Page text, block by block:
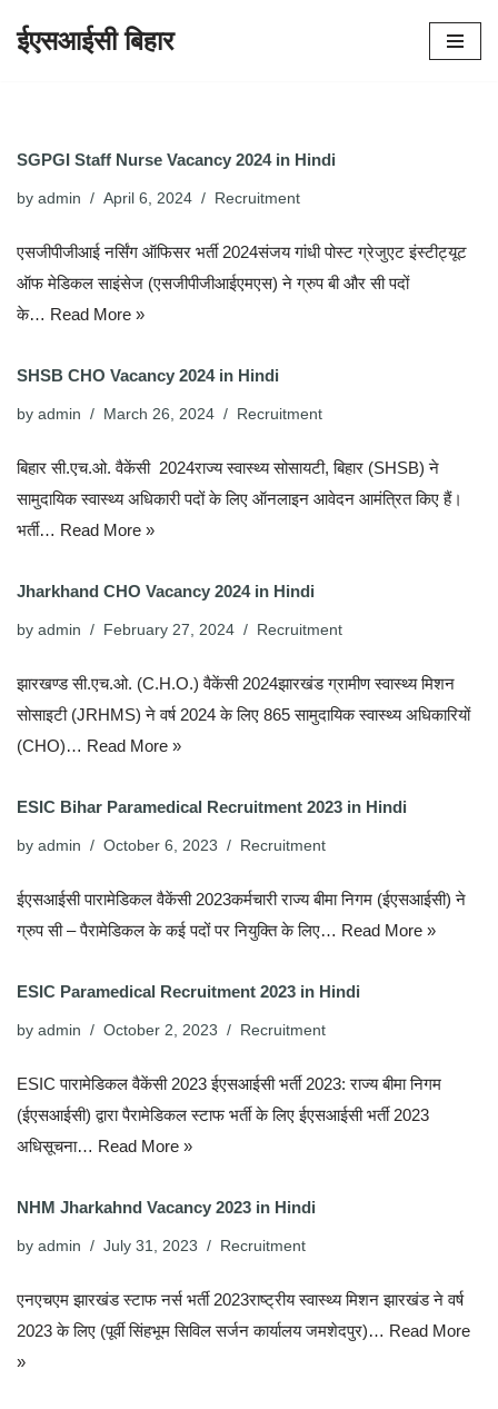
ईएसआईसी बिहार
SGPGI Staff Nurse Vacancy 2024 in Hindi
by admin April 6, 2024 Recruitment
एसजीपीजीआई नर्सिंग ऑफिसर भर्ती 2024संजय गांधी पोस्ट ग्रेजुएट इंस्टीट्यूट
ऑफ मेडिकल साइंसेज (एसजीपीजीआईएमएस) ने ग्रुप बी और सी पदों
के… Read More »
SHSB CHO Vacancy 2024 in Hindi
by admin March 26, 2024 Recruitment
बिहार सी.एच.ओ. वैकेंसी 2024राज्य स्वास्थ्य सोसायटी, बिहार (SHSB) ने
सामुदायिक स्वास्थ्य अधिकारी पदों के लिए ऑनलाइन आवेदन आमंत्रित किए हैं।
भर्ती… Read More »
Jharkhand CHO Vacancy 2024 in Hindi
by admin February 27, 2024 Recruitment
झारखण्ड सी.एच.ओ. (C.H.O.) वैकेंसी 2024झारखंड ग्रामीण स्वास्थ्य मिशन
सोसाइटी (JRHMS) ने वर्ष 2024 के लिए 865 सामुदायिक स्वास्थ्य अधिकारियों
(CHO)… Read More »
ESIC Bihar Paramedical Recruitment 2023 in Hindi
by admin October 6, 2023 Recruitment
ईएसआईसी पारामेडिकल वैकेंसी 2023कर्मचारी राज्य बीमा निगम (ईएसआईसी) ने
ग्रुप सी – पैरामेडिकल के कई पदों पर नियुक्ति के लिए… Read More »
ESIC Paramedical Recruitment 2023 in Hindi
by admin October 2, 2023 Recruitment
ESIC पारामेडिकल वैकेंसी 2023 ईएसआईसी भर्ती 2023: राज्य बीमा निगम
(ईएसआईसी) द्वारा पैरामेडिकल स्टाफ भर्ती के लिए ईएसआईसी भर्ती 2023
अधिसूचना… Read More »
NHM Jharkahnd Vacancy 2023 in Hindi
by admin July 31, 2023 Recruitment
एनएचएम झारखंड स्टाफ नर्स भर्ती 2023राष्ट्रीय स्वास्थ्य मिशन झारखंड ने वर्ष
2023 के लिए (पूर्वी सिंहभूम सिविल सर्जन कार्यालय जमशेदपुर)… Read More
»